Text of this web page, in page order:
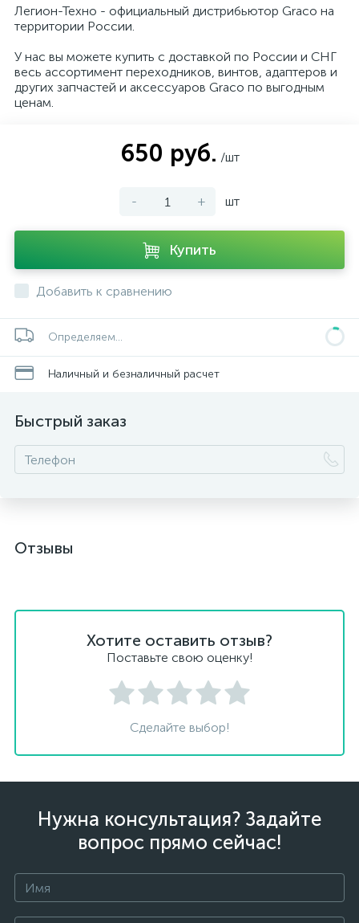
Легион-Техно - официальный дистрибьютор Graco на
территории России.
У нас вы можете купить с доставкой по России и СНГ
весь ассортимент переходников, винтов, адаптеров и
других запчастей и аксессуаров Graco по выгодным
ценам.
650 руб. /шт
- + шт
Купить
Добавить к сравнению
Определяем...
Наличный и безналичный расчет
Быстрый заказ
Отзывы
Хотите оставить отзыв?
Поставьте свою оценку!
Сделайте выбор!
Нужна консультация? Задайте
вопрос прямо сейчас!